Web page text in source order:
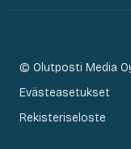
© Olutposti Media
Evästeasetukset
Rekisteriseloste